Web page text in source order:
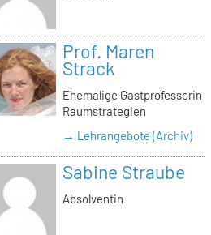
Prof. Maren
Strack
Ehemalige Gastprofessorin
Raumstrategien
→ Lehrangebote (Archiv)
Sabine Straube
Absolventin